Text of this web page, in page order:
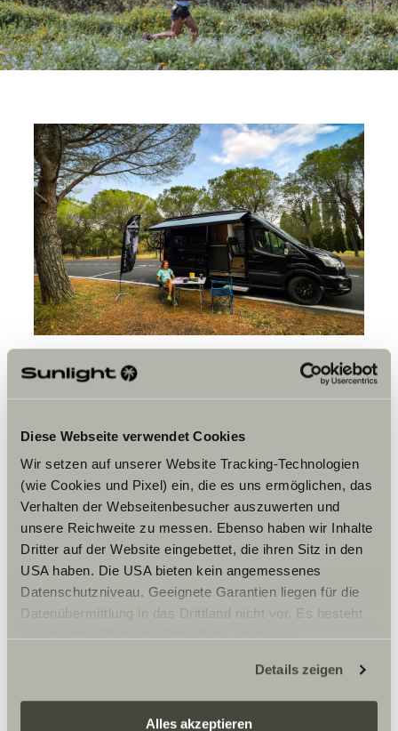
Diese Webseite verwendet Cookies
Wir setzen auf unserer Website Tracking-Technologien
(wie Cookies und Pixel) ein, die es uns ermöglichen, das
Verhalten der Webseitenbesucher auszuwerten und
unsere Reichweite zu messen. Ebenso haben wir Inhalte
Dritter auf der Website eingebettet, die ihren Sitz in den
USA haben. Die USA bieten kein angemessenes
Datenschutzniveau. Geeignete Garantien liegen für die
Datenübermittlung in das Drittland nicht vor. Es besteht
zustehen. Eingesetzte Dienstleister können Daten für
eigene Zwecke verarbeiten und mit anderen Daten
zusammenführen. Weitere Informationen finden Sie hier:
Details zeigen
Alles akzeptieren
Olet aina kulkenut omaa
heijastuvan SUNLIGHTissa?
Mieheni löysi Sunlightin ja sanoi minulle: ”Löysin tämän
brändin, joka näyttää olevan tehty sinua varten”. Pieni,
seikkailunhaluinen brändi, joka rakastaa sitä, mitä
tekee. Brändi, joka keskittyy yksityiskohtiin ja jolla on
perheenomainen tunnelma. Minusta näytätte saarelta
keskellä merta, jossa kaikki tuotemerkit ovat
samanlaisia. Ehkä siksi logossanne on palmu, joka
edustaa tuota saarta.
Onko jotain, mistä pidät
erityisesti Sunlight-kodissasi?
ja tilajakelu on erittäin hyvin järjestetty. JA sängystä.
Lepo on minulle elintärkeää, ja patjat ovat